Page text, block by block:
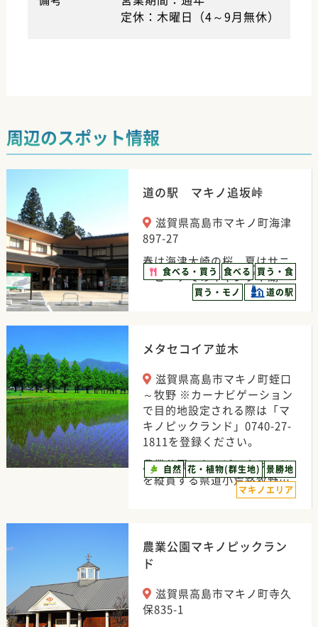
定休：木曜日（4～9月無休）
周辺のスポット情報
道の駅 マキノ追坂峠
滋賀県高島市マキノ町海津
897-27
春は海津大崎の桜、夏はサニ
ービーチでのキャンプや湖…
食べる・買う 食べる
買う・食
買う・モノ
道の駅
メタセコイア並木
滋賀県高島市マキノ町蛭口
～牧野 ※カーナビゲーション
で目的地設定される際は「マ
キノピックランド」0740-27-
1811を登録ください。
農業公園マキノピックランド
を縦貫する県道小荒路牧野…
自然 花・植物(群生地) 景勝地
マキノエリア
農業公園マキノピックラン
ド
滋賀県高島市マキノ町寺久
保835-1